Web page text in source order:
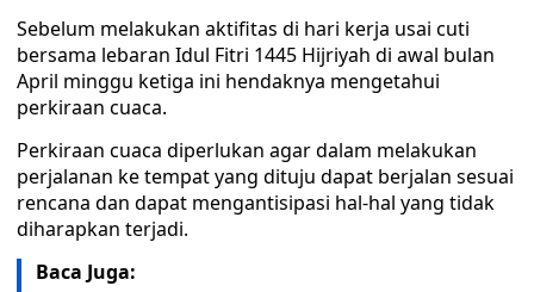
Sebelum melakukan aktifitas di hari kerja usai cuti
bersama lebaran Idul Fitri 1445 Hijriyah di awal bulan
April minggu ketiga ini hendaknya mengetahui
perkiraan cuaca.
Perkiraan cuaca diperlukan agar dalam melakukan
perjalanan ke tempat yang dituju dapat berjalan sesuai
rencana dan dapat mengantisipasi hal-hal yang tidak
diharapkan terjadi.
Baca Juga: